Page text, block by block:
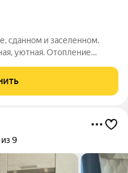
сданном и заселенном.
уютная. Отопление
спальный микрорайон
9